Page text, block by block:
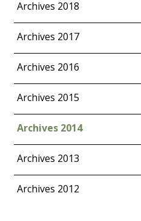
Archives 2018
Archives 2017
Archives 2016
Archives 2015
Archives 2014
Archives 2013
Archives 2012